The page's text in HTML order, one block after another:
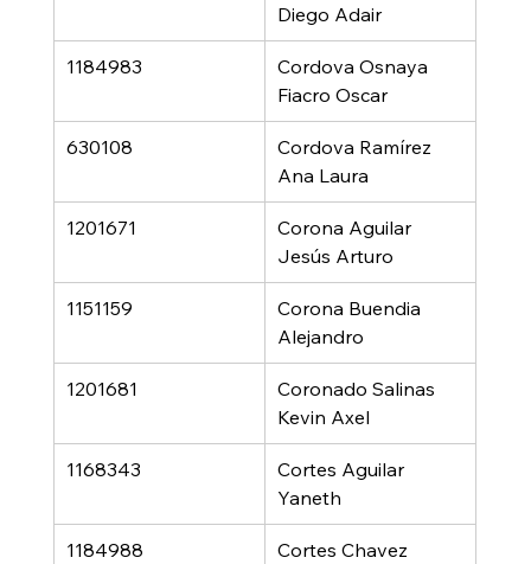
Diego Adair
1184983
Cordova Osnaya
Fiacro Oscar
630108
Cordova Ramírez
Ana Laura
1201671
Corona Aguilar
Jesús Arturo
1151159
Corona Buendia
Alejandro
1201681
Coronado Salinas
Kevin Axel
1168343
Cortes Aguilar
Yaneth
1184988
Cortes Chavez